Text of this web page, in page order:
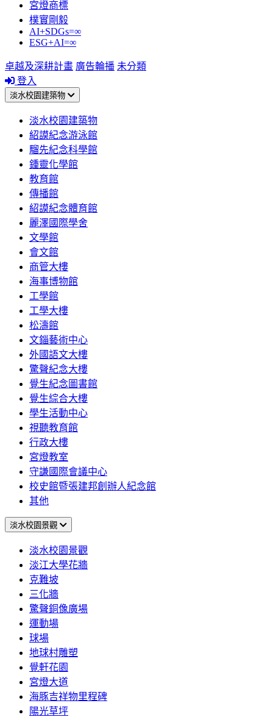
宮燈商標
樸實剛毅
AI+SDGs=∞
ESG+AI=∞
卓越及深耕計畫 廣告輪播 未分類
登入
淡水校園建築物
淡水校園建築物
紹謨紀念游泳館
騮先紀念科學館
鍾靈化學館
教育館
傳播館
紹謨紀念體育館
麗澤國際學舍
文學館
會文館
商管大樓
海事博物館
工學館
工學大樓
松濤館
文錙藝術中心
外國語文大樓
驚聲紀念大樓
覺生紀念圖書館
覺生綜合大樓
學生活動中心
視聽教育館
行政大樓
宮燈教室
守謙國際會議中心
校史館暨張建邦創辦人紀念館
其他
淡水校園景觀
淡水校園景觀
淡江大學花牆
克難坡
三化牆
驚聲銅像廣場
運動場
球場
地球村雕塑
覺軒花園
宮燈大道
海豚吉祥物里程碑
陽光草坪